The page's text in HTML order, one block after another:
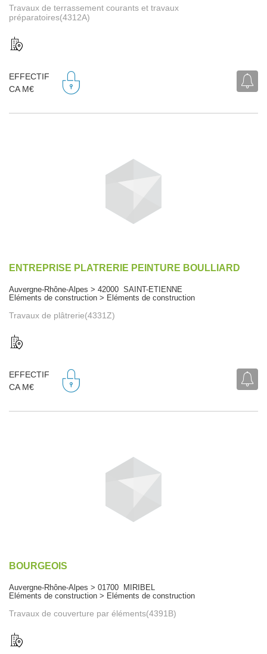
Travaux de terrassement courants et travaux
préparatoires(4312A)
EFFECTIF
CA M€
ENTREPRISE PLATRERIE PEINTURE BOULLIARD
Auvergne-Rhône-Alpes > 42000 SAINT-ETIENNE
Eléments de construction > Eléments de construction
Travaux de plâtrerie(4331Z)
EFFECTIF
CA M€
BOURGEOIS
Auvergne-Rhône-Alpes > 01700 MIRIBEL
Eléments de construction > Eléments de construction
Travaux de couverture par éléments(4391B)